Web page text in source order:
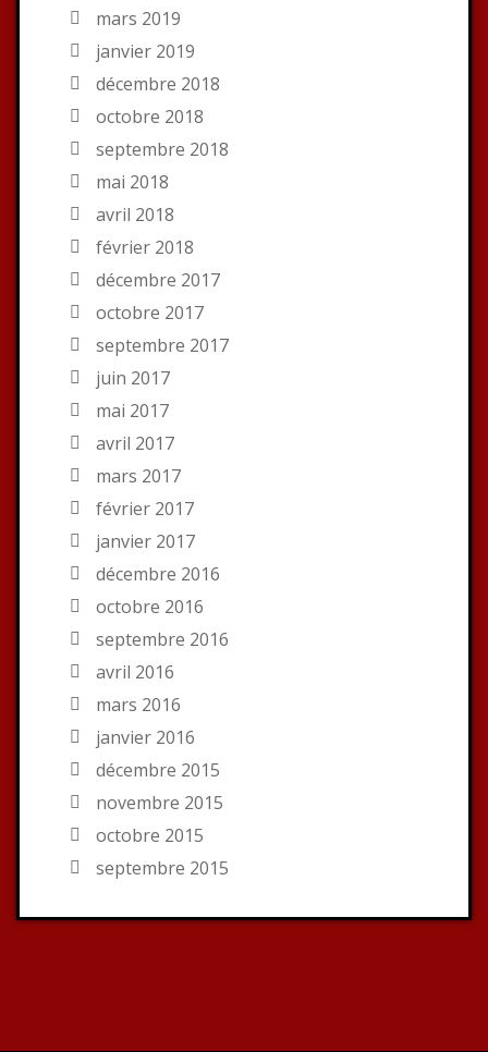
mars 2019
janvier 2019
décembre 2018
octobre 2018
septembre 2018
mai 2018
avril 2018
février 2018
décembre 2017
octobre 2017
septembre 2017
juin 2017
mai 2017
avril 2017
mars 2017
février 2017
janvier 2017
décembre 2016
octobre 2016
septembre 2016
avril 2016
mars 2016
janvier 2016
décembre 2015
novembre 2015
octobre 2015
septembre 2015